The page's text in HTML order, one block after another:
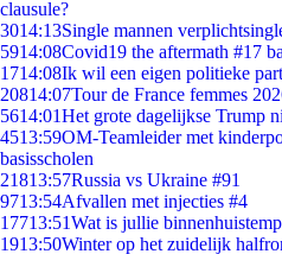
clausule?
3014:13Single mannen
5914:08Covid19 the aftermath #17
1714:08Ik wil een eigen politieke
20814:07Tour de France femmes
5614:01Het grote dagelijkse Trump
4513:59OM-Teamleider met
basisscholen
21813:57Russia vs Ukraine #91
9713:54Afvallen met injecties #4
17713:51Wat is jullie
1913:50Winter op het zuidelijk